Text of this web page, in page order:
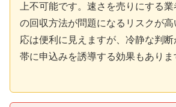
上不可能です。速さを売りにする
の回収方法が問題になるリスクが
応は便利に見えますが、冷静な判
帯に申込みを誘導する効果もありま